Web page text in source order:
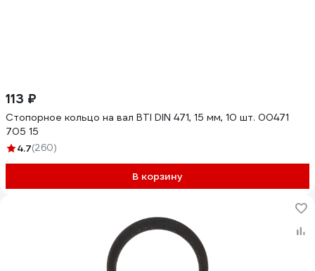
113 ₽
Стопорное кольцо на вал BTI DIN 471, 15 мм, 10 шт. 00471
705 15
4.7(260)
В корзину